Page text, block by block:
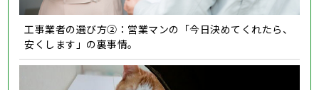
工事業者の選び方②：営業マンの「今日決めてくれたら、
安くします」の裏事情。